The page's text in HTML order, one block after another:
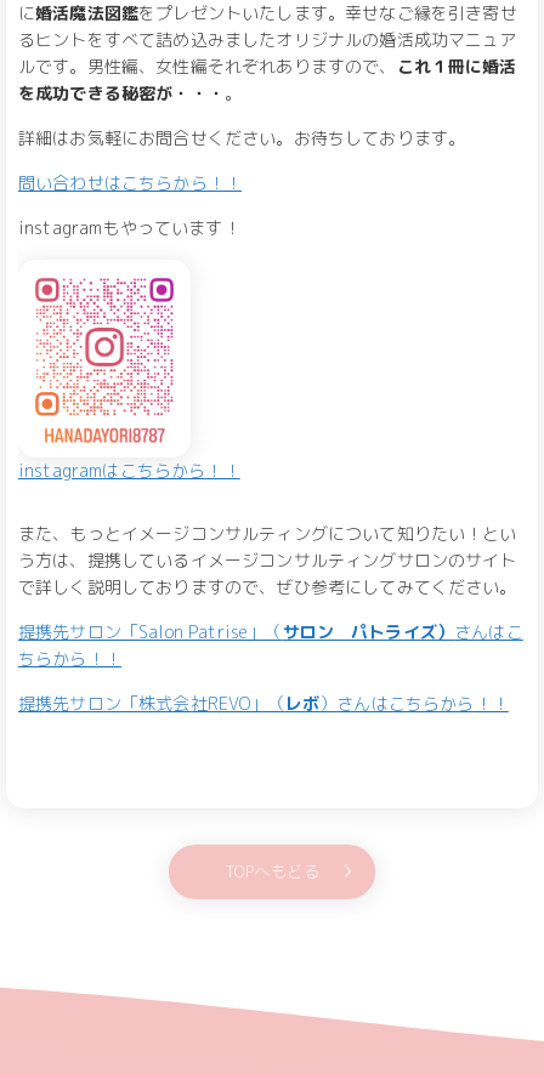
に婚活魔法図鑑をプレゼントいたします。幸せなご縁を引き寄せ
るヒントをすべて詰め込みましたオリジナルの婚活成功マニュア
ルです。男性編、女性編それぞれありますので、
これ１冊に婚活
を成功できる秘密が・・・ 。
詳細はお気軽にお問合せください。お待ちしております。
問い合わせはこちらから！！
instagramもやっています！
instagramはこちらから！！
また、もっとイメージコンサルティングについて知りたい！とい
う方は、提携しているイメージコンサルティングサロンのサイト
で詳しく説明しておりますので、ぜひ参考にしてみてください。
提携先サロン「Salon Patrise」（ サロン パトライズ） さんはこ
ちらから！！
提携先サロン「株式会社REVO」（ レボ）さんはこちらから！！
TOPへもどる